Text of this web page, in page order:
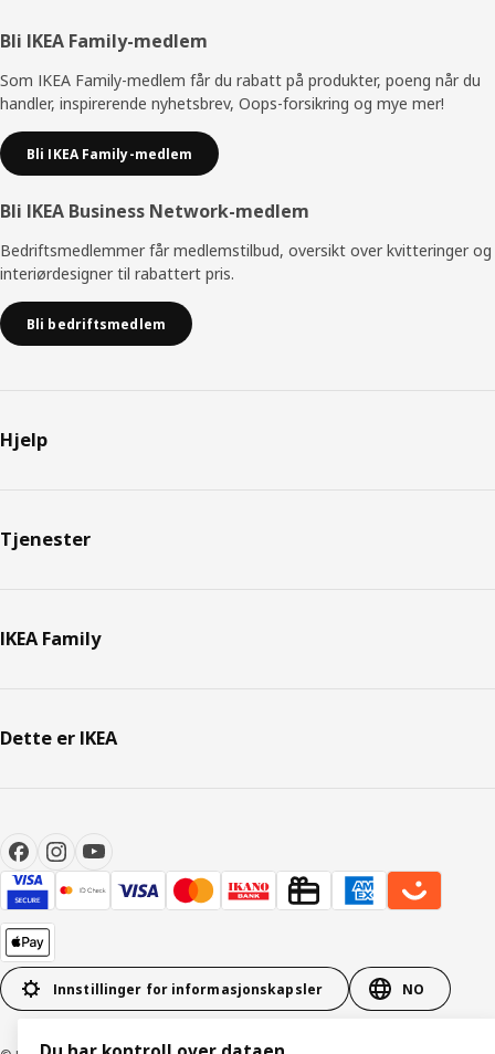
Bunntekst
Bli IKEA Family-medlem
Som IKEA Family-medlem får du rabatt på produkter, poeng når du
handler, inspirerende nyhetsbrev, Oops-forsikring og mye mer!
Bli IKEA Family-medlem
Bli IKEA Business Network-medlem
Bedriftsmedlemmer får medlemstilbud, oversikt over kvitteringer og
interiørdesigner til rabattert pris.
Bli bedriftsmedlem
Hjelp
Tjenester
IKEA Family
Dette er IKEA
Innstillinger for informasjonskapsler NO